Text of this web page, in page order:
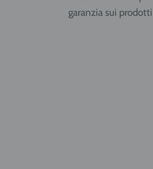
spedizione viene effettuata in ADR
Cesped Rhenus SpA e i tempi di
garanzia sui